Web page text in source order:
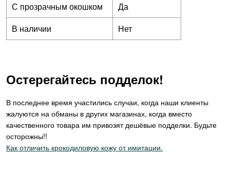
С прозрачным окошком
Да
В наличии
Нет
Остерегайтесь подделок!
В последнее время участились случаи, когда наши клиенты
жалуются на обманы в других магазинах, когда вместо
качественного товара им привозят дешёвые подделки. Будьте
осторожны!!
Как отличить крокодиловую кожу от имитации.